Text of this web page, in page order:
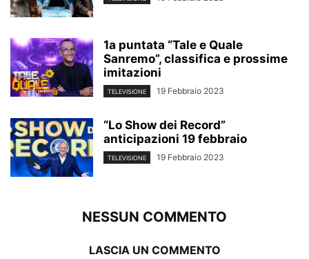
1a puntata “Tale e Quale
Sanremo”, classifica e prossime
imitazioni
TELEVISIONE 19 Febbraio 2023
“Lo Show dei Record”
anticipazioni 19 febbraio
TELEVISIONE 19 Febbraio 2023
NESSUN COMMENTO
LASCIA UN COMMENTO